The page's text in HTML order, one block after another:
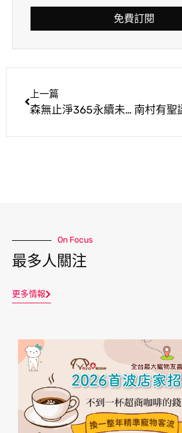
免費訂閱
上一篇
森無止淨365永續未來市集 手作體驗
On Focus
最多人關注
更多情報